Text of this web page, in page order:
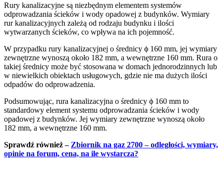
Rury kanalizacyjne są niezbędnym elementem systemów
odprowadzania ścieków i wody opadowej z budynków. Wymiary
rur kanalizacyjnych zależą od rodzaju budynku i ilości
wytwarzanych ścieków, co wpływa na ich pojemność.
W przypadku rury kanalizacyjnej o średnicy ϕ 160 mm, jej wymiary
zewnętrzne wynoszą około 182 mm, a wewnętrzne 160 mm. Rura o
takiej średnicy może być stosowana w domach jednorodzinnych lub
w niewielkich obiektach usługowych, gdzie nie ma dużych ilości
odpadów do odprowadzenia.
Podsumowując, rura kanalizacyjna o średnicy ϕ 160 mm to
standardowy element systemu odprowadzania ścieków i wody
opadowej z budynków. Jej wymiary zewnętrzne wynoszą około
182 mm, a wewnętrzne 160 mm.
Sprawdź również – Zbiornik na gaz 2700 – odległości, wymiary,
opinie na forum, cena, na ile wystarcza?